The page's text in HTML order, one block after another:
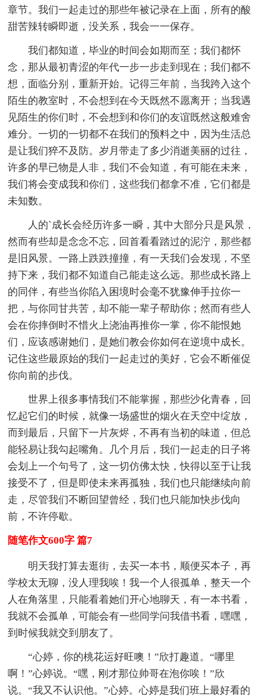
章节。我们一起走过的那些年被记录在上面，所有的酸
甜苦辣转瞬即逝，没关系，我会一一保存。
我们都知道，毕业的时间会如期而至；我们都怀
念，那从最初青涩的年代一步一步走到现在；我们都不
想，面临分别，重新开始。记得三年前，当我跨入这个
陌生的教室时，不会想到在今天既然不愿离开；当我遇
见陌生的你们时，不会想到和你们的友谊既然这般难舍
难分。一切的一切都不在我们的预料之中，因为生活总
是让我们猝不及防。岁月带走了多少消逝美丽的过往，
许多的早已物是人非，我们不会知道，有可能在未来，
我们将会变成我和你们，这些我们都拿不准，它们都是
未知数。
人的`成长会经历许多一瞬，其中大部分只是风景，
然而有些却是念念不忘，回首看看踏过的泥泞，那些都
是旧风景。一路上跌跌撞撞，有一天我们会发现，不坚
持下来，我们都不知道自己能走这么远。那些成长路上
的同伴，有些当你陷入困境时会毫不犹豫伸手拉你一
把，与你同甘共苦，却不能一辈子帮助你；然而有些人
会在你摔倒时不惜火上浇油再推你一掌，你不能恨她
们，应该感谢她们，是她们教会你如何在逆境中成长。
记住这些最原始的我们一起走过的美好，它会不断催促
你向前的步伐。
世界上很多事情我们不能掌握，那些沙化青春，回
忆起它们的时候，就像一场盛世的烟火在天空中绽放，
而到最后，只留下一片灰烬，不再有当初的味道，但总
能轻易让我勾起嘴角。几个月后，我们一起走的日子将
会划上一个句号了，这一切仿佛太快，快得以至于让我
接受不了，但是即使未来再孤独，我们也只能继续向前
走，尽管我们不断回望曾经，我们也只能加快步伐向
前，不许停歇。
随笔作文600字 篇7
明天我打算去逛街，去买一本书，顺便买本子，再
学校太无聊，没人理我唉！我一个人很孤单，整天一个
人在角落里，只能看着她们开心地聊天，有一本书看，
我就不会孤单，可能会有一些同学问我借书看，嘿嘿，
到时候我就交到朋友了。
“心婷，你的桃花运好旺噢！”欣打趣道。“哪里
啊！”心婷说。“嘿，刚才那位帅哥在泡你唉！”欣
说。“我又不认识他。”心婷。心婷是我们班上最好看的